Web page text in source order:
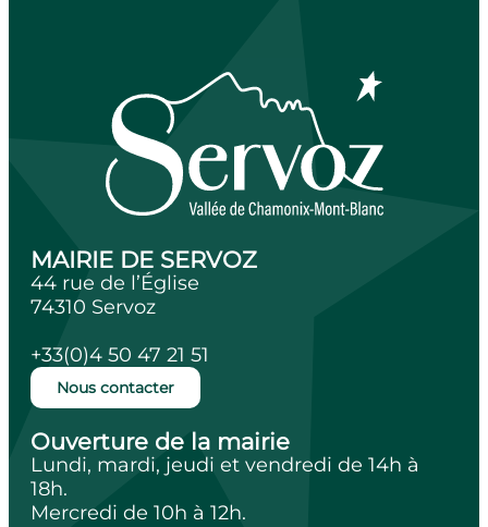
MAIRIE DE SERVOZ
44 rue de l’Église
74310 Servoz
+33(0)4 50 47 21 51
Nous contacter
Ouverture de la mairie
Lundi, mardi, jeudi et vendredi de 14h à
18h.
Mercredi de 10h à 12h.